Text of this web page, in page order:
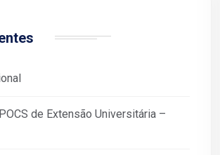
de Extensão Universitária –